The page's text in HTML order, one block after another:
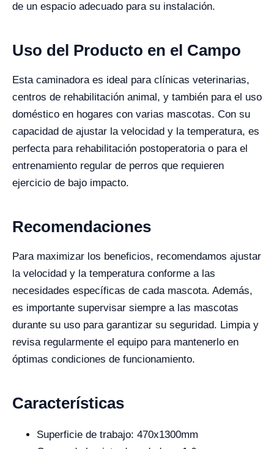
de un espacio adecuado para su instalación.
Uso del Producto en el Campo
Esta caminadora es ideal para clínicas veterinarias,
centros de rehabilitación animal, y también para el uso
doméstico en hogares con varias mascotas. Con su
capacidad de ajustar la velocidad y la temperatura, es
perfecta para rehabilitación postoperatoria o para el
entrenamiento regular de perros que requieren
ejercicio de bajo impacto.
Recomendaciones
Para maximizar los beneficios, recomendamos ajustar
la velocidad y la temperatura conforme a las
necesidades específicas de cada mascota. Además,
es importante supervisar siempre a las mascotas
durante su uso para garantizar su seguridad. Limpia y
revisa regularmente el equipo para mantenerlo en
óptimas condiciones de funcionamiento.
Características
Superficie de trabajo: 470x1300mm